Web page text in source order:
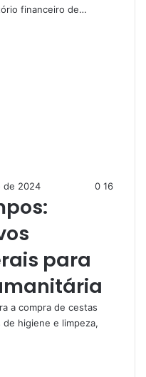
financeiro de…
de 2024 0 16
para
a compra de cestas
higiene e limpeza,